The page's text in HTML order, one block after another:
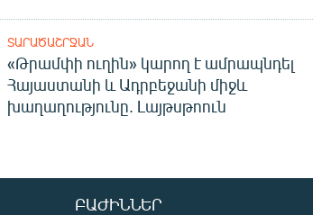
ՏԱՐԱԾԱՇՐՋԱՆ
«Թրամփի ուղին» կարող է ամրապնդել
Հայաստանի և Ադրբեջանի միջև
խաղաղությունը. Լայթսթոուն
ԲԱԺԻՆՆԵՐ